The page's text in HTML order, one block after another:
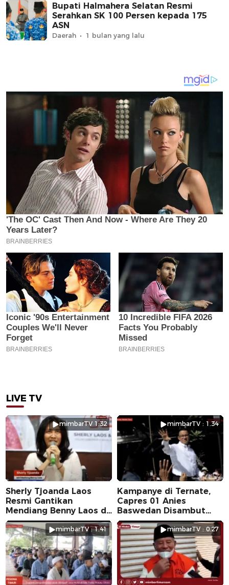
Bupati Halmahera Selatan Resmi
Serahkan SK 100 Persen kepada 175
ASN
Daerah 1 bulan yang lalu
LIVE TV
mimbarTV 1:32
Sherly Tjoanda Laos
Resmi Gantikan
Mendiang Benny Laos di
Pilkada 2024
mimbarTV : 1.34
Kampanye di Ternate,
Capres 01 Anies
Baswedan Disambut
Ribuan Warga
mimbarTV : 1.41 mimbarTV : 0.27